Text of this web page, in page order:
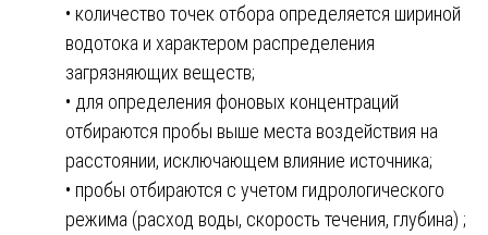
• количество точек отбора определяется шириной
водотока и характером распределения
загрязняющих веществ;
• для определения фоновых концентраций
отбираются пробы выше места воздействия на
расстоянии, исключающем влияние источника;
• пробы отбираются с учетом гидрологического
режима (расход воды, скорость течения, глубина) ;